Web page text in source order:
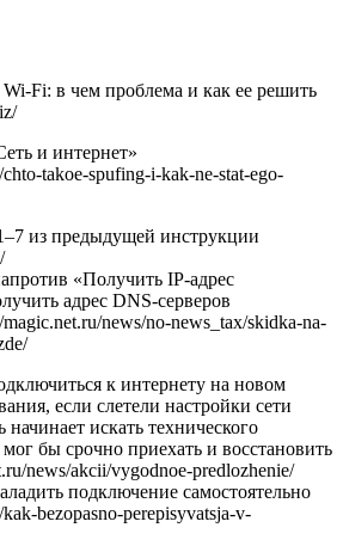
Fi: в чем проблема и как ее решить
и интернет»
takoe-spufing-i-kak-ne-stat-ego-
из предыдущей инструкции
«Получить IP-адрес
адрес DNS-серверов
news/no-news_tax/skidka-na-
к интернету на новом
если слетели настройки сети
искать технического
бы срочно приехать и восстановить
news/akcii/vygodnoe-predlozhenie/
подключение самостоятельно
bezopasno-perepisyvatsja-v-